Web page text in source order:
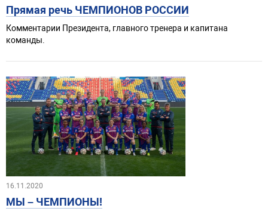
Прямая речь ЧЕМПИОНОВ РОССИИ
Комментарии Президента, главного тренера и капитана
команды.
16.11.2020
МЫ – ЧЕМПИОНЫ!